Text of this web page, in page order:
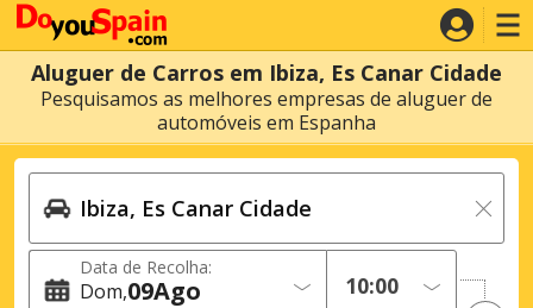
Aluguer de Carros em Ibiza, Es Canar Cidade
Pesquisamos as melhores empresas de aluguer de
automóveis em Espanha
Data de Recolha:
Dom 09Ago